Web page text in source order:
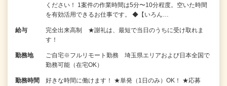
ください！ 1案件の作業時間は5分〜10分程度。空いた時間
を有効活用できるお仕事です。 ◆【いろん…
給与
完全出来高制 ★謝礼は、最短で当日のうちに受け取れま
す！
勤務地
ご自宅※フルリモート勤務 埼玉県エリアおよび日本全国で
勤務可能（在宅OK）
勤務時間
好きな時間に働けます！ ★単発（1日のみ）OK！ ★応募